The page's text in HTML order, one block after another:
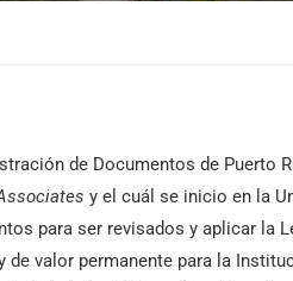
de Documentos de
y el cuál se inicio en la
para ser revisados y aplicar la
valor permanente para la